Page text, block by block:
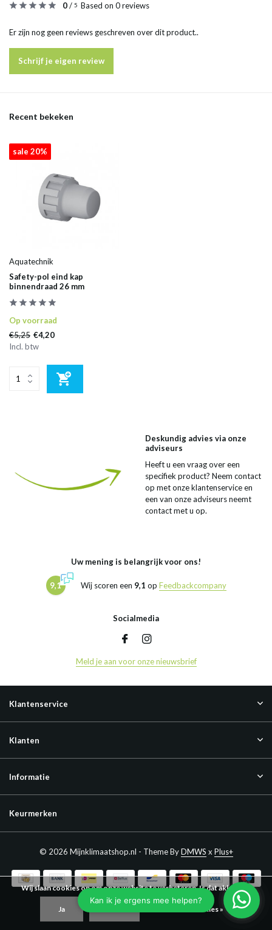
0/ 5 Based on 0 reviews
Er zijn nog geen reviews geschreven over dit product..
Schrijf je eigen review
Recent bekeken
sale 20%
Aquatechnik
Safety-pol eind kap
binnendraad 26 mm
Op voorraad
€5,25 €4,20
Incl. btw
Deskundig advies via onze
adviseurs
Heeft u een vraag over een
specifiek product? Neem contact
op met onze klantenservice en
een van onze adviseurs neemt
contact met u op.
Uw mening is belangrijk voor ons!
9,1 Wij scoren een 9,1 op Feedbackcompany
Socialmedia
Meld je aan voor onze nieuwsbrief
Klantenservice
Klanten
Informatie
Keurmerken
© 2026 Mijnklimaatshop.nl - Theme ByDMWS x Plus+
Wij slaan cookies op om onze website te verbeteren. Is dat akkoord?
Ja Meer over cookies »